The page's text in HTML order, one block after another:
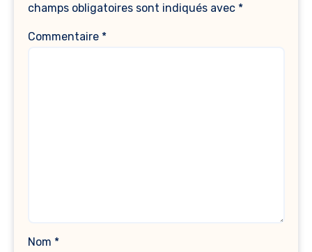
champs obligatoires sont indiqués avec *
Commentaire *
Nom *